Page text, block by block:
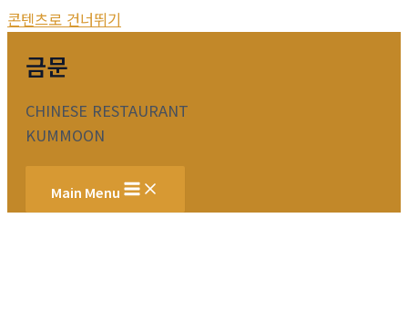
콘텐츠로 건너뛰기
금문
CHINESE RESTAURANT
KUMMOON
Main Menu